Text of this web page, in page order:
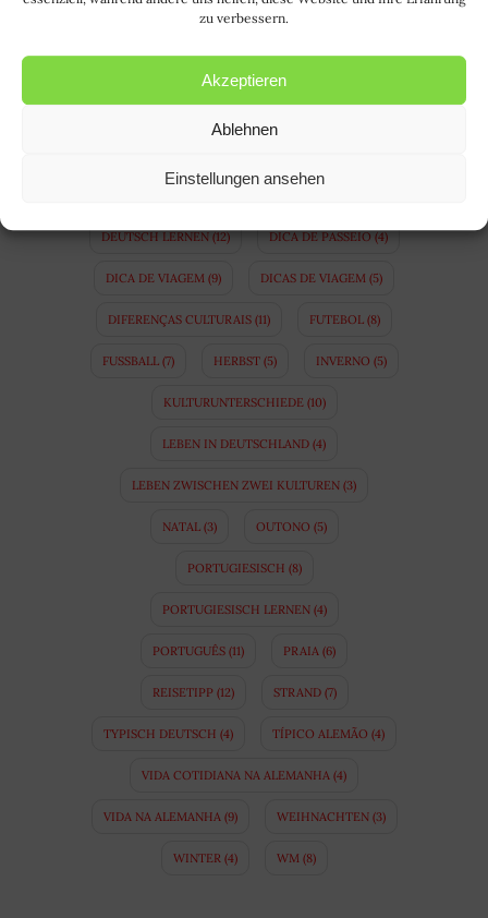
zu verbessern.
Akzeptieren
Ablehnen
Einstellungen ansehen
CASAMENTO BINACIONAL (5)
DEUTSCH LERNEN(12) DICA DE PASSEIO(4)
DICA DE VIAGEM (9) DICAS DE VIAGEM (5)
DIFERENÇAS CULTURAIS (11) FUTEBOL (8)
FUSSBALL (7) HERBST(5) INVERNO (5)
KULTURUNTERSCHIEDE(10)
LEBEN IN DEUTSCHLAND (4)
LEBEN ZWISCHEN ZWEI KULTUREN (3)
NATAL(3) OUTONO (5)
PORTUGIESISCH (8)
PORTUGIESISCH LERNEN(4)
PORTUGUÊS (11) PRAIA (6)
REISETIPP(12) STRAND(7)
TYPISCH DEUTSCH (4) TÍPICO ALEMÃO (4)
VIDA COTIDIANA NA ALEMANHA (4)
VIDA NA ALEMANHA (9) WEIHNACHTEN(3)
WINTER (4) WM (8)